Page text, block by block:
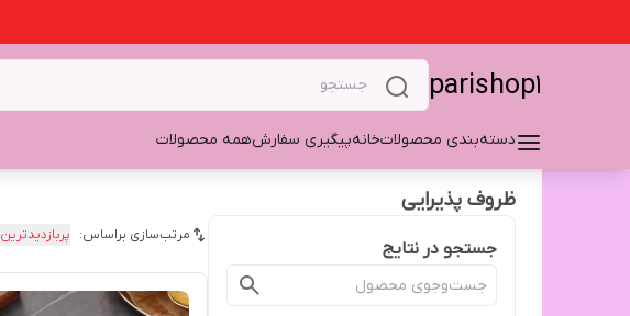
parishop1
دسته‌بندی محصولاتخانهپیگیری سفارشهمه محصولات
ظروف پذیرایی
جستجو در نتایج
مرتب‌سازی براساس: پربازدیدترین